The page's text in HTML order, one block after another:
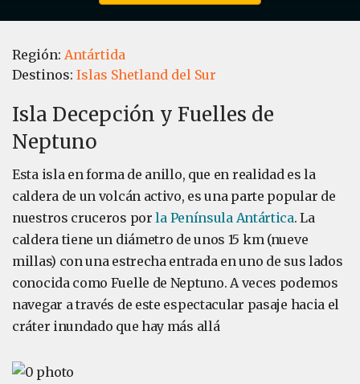
Región: Antártida
Destinos: Islas Shetland del Sur
Isla Decepción y Fuelles de
Neptuno
Esta isla en forma de anillo, que en realidad es la
caldera de un volcán activo, es una parte popular de
nuestros cruceros porla Península Antártica. La
caldera tiene un diámetro de unos 15 km (nueve
millas) con una estrecha entrada en uno de sus lados
conocida como Fuelle de Neptuno. A veces podemos
navegar a través de este espectacular pasaje hacia el
cráter inundado que hay más allá